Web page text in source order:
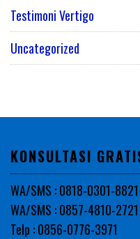
Testimoni Vertigo
Uncategorized
KONSULTASI
WA/SMS : 0818-0301-8821
WA/SMS : 0857-4810-2721
Telp : 0856-0776-3971